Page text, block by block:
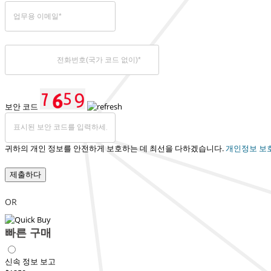
보안 코드
귀하의 개인 정보를 안전하게 보호하는 데 최선을 다하겠습니다. 개인정보 보
제출하다
OR
빠른 구매
신속 정보 보고